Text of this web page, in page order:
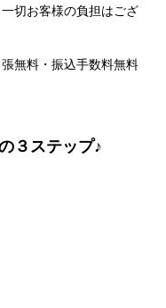
切お客様の負担はござ
無料・振込手数料無料
３ステップ♪